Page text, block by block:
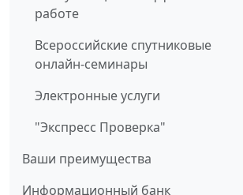
работе
Всероссийские спутниковые
онлайн-семинары
Электронные услуги
"Экспресс Проверка"
Ваши преимущества
Информационный банк